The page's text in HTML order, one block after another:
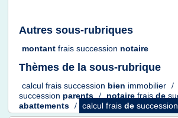
Autres sous-rubriques
montant frais succession notaire
Thèmes de la sous-rubrique
calcul frais succession bien immobilier /
succession parents / notaire frais de
abattements / calcul frais de